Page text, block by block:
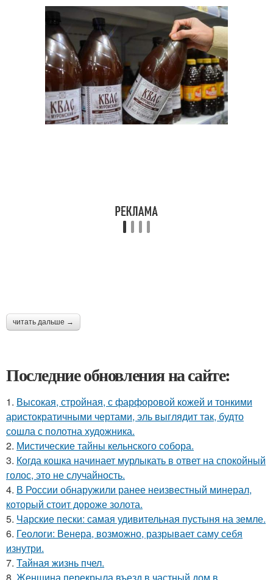
читать дальше →
Последние обновления на сайте:
1. Высокая, стройная, с фарфоровой кожей и тонкими
аристократичными чертами, эль выглядит так, будто
сошла с полотна художника.
2. Мистические тайны кельнского собора.
3. Когда кошка начинает мурлыкать в ответ на спокойный
голос, это не случайность.
4. В России обнаружили ранее неизвестный минерал,
который стоит дороже золота.
5. Чарские пески: самая удивительная пустыня на земле.
6. Геологи: Венера, возможно, разрывает саму себя
изнутри.
7. Тайная жизнь пчел.
8. Женщина перекрыла въезд в частный дом в